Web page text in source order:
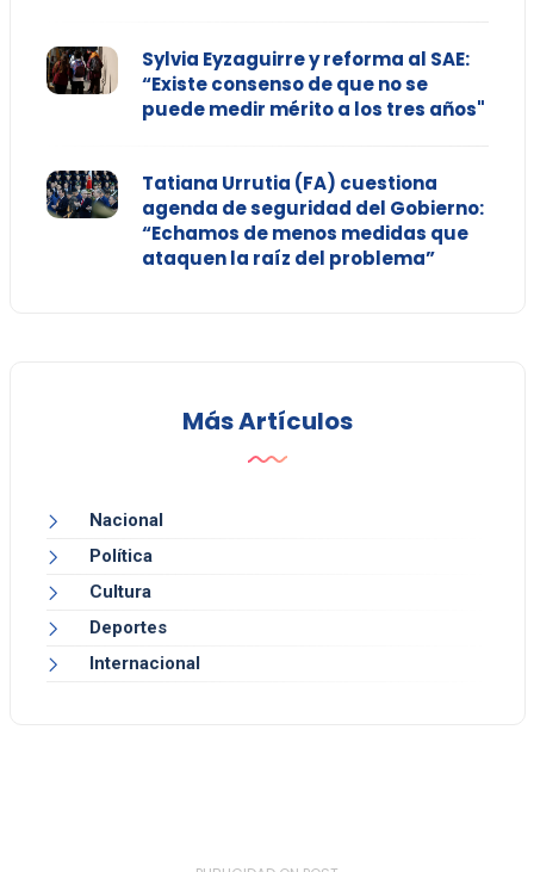
Sylvia Eyzaguirre y reforma al SAE:
“Existe consenso de que no se
puede medir mérito a los tres años"
Tatiana Urrutia (FA) cuestiona
agenda de seguridad del Gobierno:
“Echamos de menos medidas que
ataquen la raíz del problema”
Más Artículos
Nacional
Política
Cultura
Deportes
Internacional